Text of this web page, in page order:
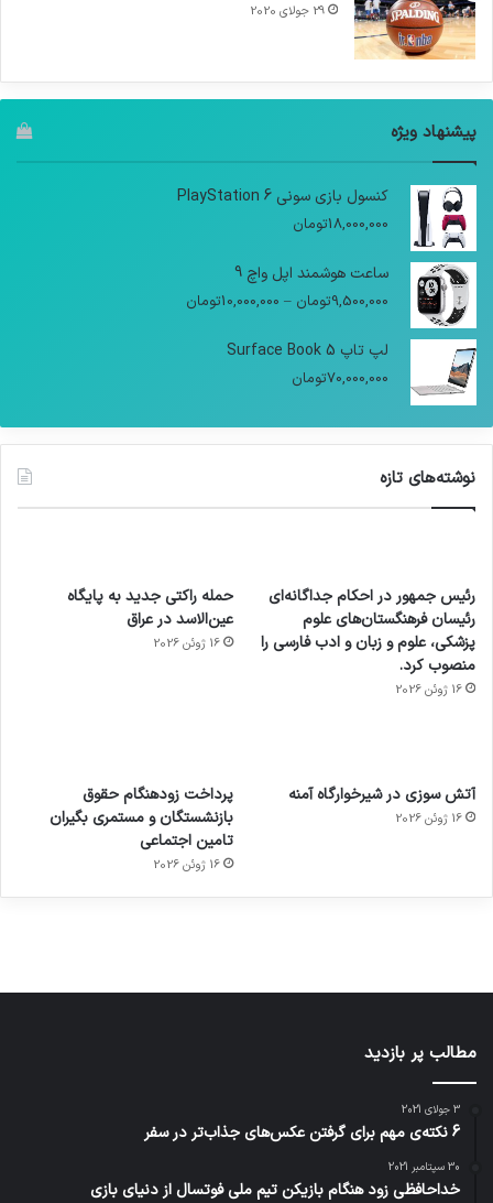
29 جولای 2020
پیشنهاد ویژه
کنسول بازی سونی PlayStation 6
18,000,000تومان
ساعت هوشمند اپل واچ 9
9,500,000تومان –
10,000,000تومان
لپ تاپ Surface Book 5
70,000,000تومان
نوشته‌های تازه
رئیس جمهور در احکام جداگانه‌ای
رئیسان فرهنگستان‌های علوم
پزشکی، علوم و زبان و ادب فارسی را
منصوب کرد.
16 ژوئن 2026
حمله راکتی جدید به پایگاه
عین‌الاسد در عراق
16 ژوئن 2026
آتش سوزی در شیرخوارگاه آمنه
16 ژوئن 2026
پرداخت زودهنگام حقوق
بازنشستگان و مستمری بگیران
تامین اجتماعی
16 ژوئن 2026
برای
کشف
توسط
مجازی
…
ساعت
هوشمند
با طعم
توسط
ژاکت
در
های
2023
توسط
مطالب پر بازدید
3 جولای 2021
6 نکته‌ی مهم برای گرفتن عکس‌های جذاب‌تر در سفر
30 سپتامبر 2021
خداحافظی زود هنگام بازیکن تیم ملی فوتسال از دنیای بازی